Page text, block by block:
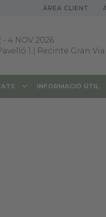
ÀREA CLIENT
- 4 NOV 2026
1 | Recinte Gran Via
INFORMACIÓ ÚTIL